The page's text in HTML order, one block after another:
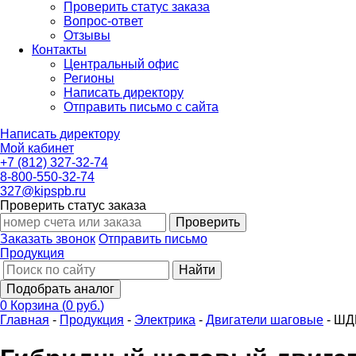
Проверить статус заказа
Вопрос-ответ
Отзывы
Контакты
Центральный офис
Регионы
Написать директору
Отправить письмо с сайта
Написать директору
Мой кабинет
+7 (812) 327-32-74
8-800-550-32-74
327@kipspb.ru
Проверить статус заказа
Проверить
Заказать звонок Отправить письмо
Продукция
Найти
Подобрать аналог
0 Корзина (0 руб.)
Главная - Продукция - Электрика - Двигатели шаговые -